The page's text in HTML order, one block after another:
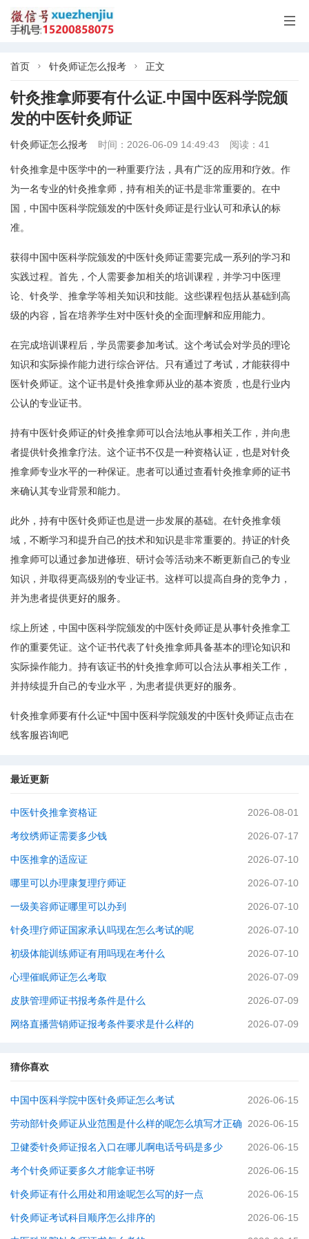

首页  针灸师证怎么报考  正文
针灸推拿师要有什么证.中国中医科学院颁
发的中医针灸师证
针灸师证怎么报考 时间：2026-06-09 14:49:43 阅读：41
针灸推拿是中医学中的一种重要疗法，具有广泛的应用和疗效。作
为一名专业的针灸推拿师，持有相关的证书是非常重要的。在中
国，中国中医科学院颁发的中医针灸师证是行业认可和承认的标
准。
获得中国中医科学院颁发的中医针灸师证需要完成一系列的学习和
实践过程。首先，个人需要参加相关的培训课程，并学习中医理
论、针灸学、推拿学等相关知识和技能。这些课程包括从基础到高
级的内容，旨在培养学生对中医针灸的全面理解和应用能力。
在完成培训课程后，学员需要参加考试。这个考试会对学员的理论
知识和实际操作能力进行综合评估。只有通过了考试，才能获得中
医针灸师证。这个证书是针灸推拿师从业的基本资质，也是行业内
公认的专业证书。
持有中医针灸师证的针灸推拿师可以合法地从事相关工作，并向患
者提供针灸推拿疗法。这个证书不仅是一种资格认证，也是对针灸
推拿师专业水平的一种保证。患者可以通过查看针灸推拿师的证书
来确认其专业背景和能力。
此外，持有中医针灸师证也是进一步发展的基础。在针灸推拿领
域，不断学习和提升自己的技术和知识是非常重要的。持证的针灸
推拿师可以通过参加进修班、研讨会等活动来不断更新自己的专业
知识，并取得更高级别的专业证书。这样可以提高自身的竞争力，
并为患者提供更好的服务。
综上所述，中国中医科学院颁发的中医针灸师证是从事针灸推拿工
作的重要凭证。这个证书代表了针灸推拿师具备基本的理论知识和
实际操作能力。持有该证书的针灸推拿师可以合法从事相关工作，
并持续提升自己的专业水平，为患者提供更好的服务。
针灸推拿师要有什么证*中国中医科学院颁发的中医针灸师证点击在
线客服咨询吧
最近更新
中医针灸推拿资格证 2026-08-01
考纹绣师证需要多少钱 2026-07-17
中医推拿的适应证 2026-07-10
哪里可以办理康复理疗师证 2026-07-10
一级美容师证哪里可以办到 2026-07-10
针灸理疗师证国家承认吗现在怎么考试的呢 2026-07-10
初级体能训练师证有用吗现在考什么 2026-07-10
心理催眠师证怎么考取 2026-07-09
皮肤管理师证书报考条件是什么 2026-07-09
网络直播营销师证报考条件要求是什么样的 2026-07-09
猜你喜欢
中国中医科学院中医针灸师证怎么考试 2026-06-15
劳动部针灸师证从业范围是什么样的呢怎么填写才正确 2026-06-15
卫健委针灸师证报名入口在哪儿啊电话号码是多少 2026-06-15
考个针灸师证要多久才能拿证书呀 2026-06-15
针灸师证有什么用处和用途呢怎么写的好一点 2026-06-15
针灸师证考试科目顺序怎么排序的 2026-06-15